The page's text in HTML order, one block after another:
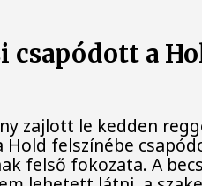
csapódott a
zajlott le kedden
felszínébe
felső fokozata. A